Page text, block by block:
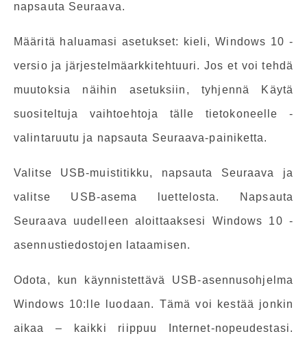
napsauta Seuraava.
Määritä haluamasi asetukset: kieli, Windows 10 -
versio ja järjestelmäarkkitehtuuri. Jos et voi tehdä
muutoksia näihin asetuksiin, tyhjennä Käytä
suositeltuja vaihtoehtoja tälle tietokoneelle -
valintaruutu ja napsauta Seuraava-painiketta.
Valitse USB-muistitikku, napsauta Seuraava ja
valitse USB-asema luettelosta. Napsauta
Seuraava uudelleen aloittaaksesi Windows 10 -
asennustiedostojen lataamisen.
Odota, kun käynnistettävä USB-asennusohjelma
Windows 10:lle luodaan. Tämä voi kestää jonkin
aikaa – kaikki riippuu Internet-nopeudestasi.